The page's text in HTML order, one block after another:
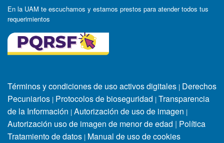
En la UAM te escuchamos y estamos prestos para atender todos tus
requerimientos
Términos y condiciones de uso activos digitales | Derechos
Pecuniarios | Protocolos de bioseguridad | Transparencia
de la Información | Autorización de uso de imagen |
Autorización uso de imagen de menor de edad | Política
Tratamiento de datos | Manual de uso de cookies